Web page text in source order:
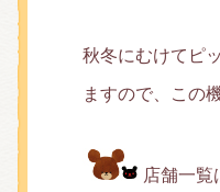
秋冬にむけてピ
ますので、この
店舗一覧